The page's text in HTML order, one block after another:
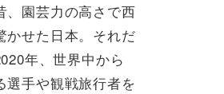
、園芸力の高さで西
かせた日本。それだ
年、世界中から
選手や観戦旅行者を